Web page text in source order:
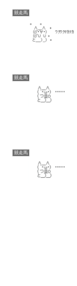
競走馬
競走馬
競走馬